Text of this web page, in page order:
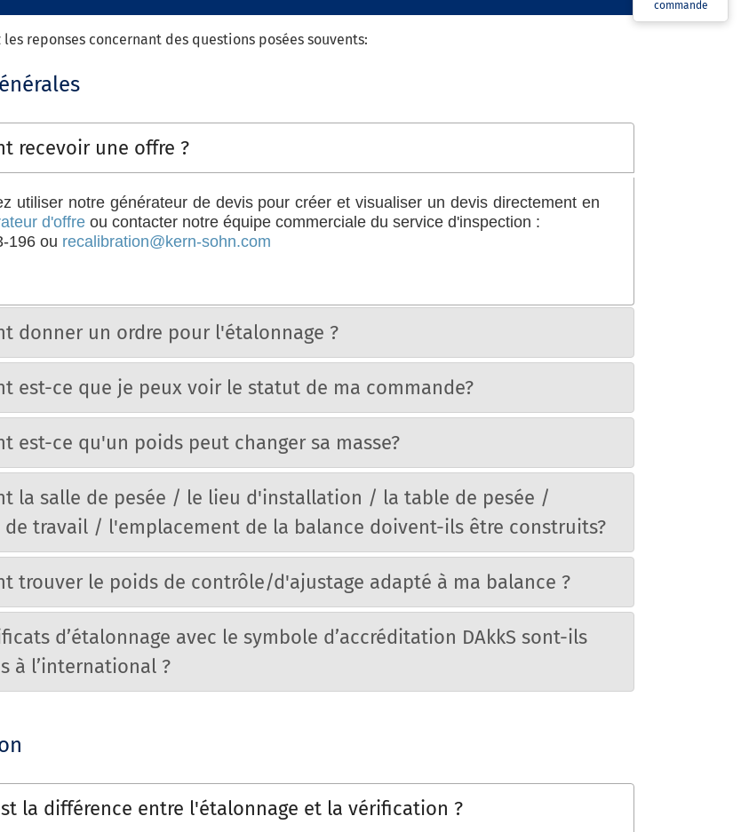
commande
reponses concernant des questions posées souvents:
recevoir une offre ?
utiliser notre générateur de devis pour créer et visualiser un devis directement en
d'offre ou contacter notre équipe commerciale du service d'inspection :
196 ou recalibration@kern-sohn.com
donner un ordre pour l'étalonnage ?
est-ce que je peux voir le statut de ma commande?
est-ce qu'un poids peut changer sa masse?
la salle de pesée / le lieu d'installation / la table de pesée /
de travail / l'emplacement de la balance doivent-ils être construits?
trouver le poids de contrôle/d'ajustage adapté à ma balance ?
d’étalonnage avec le symbole d’accréditation DAkkS sont-ils
à l’international ?
la différence entre l'étalonnage et la vérification ?